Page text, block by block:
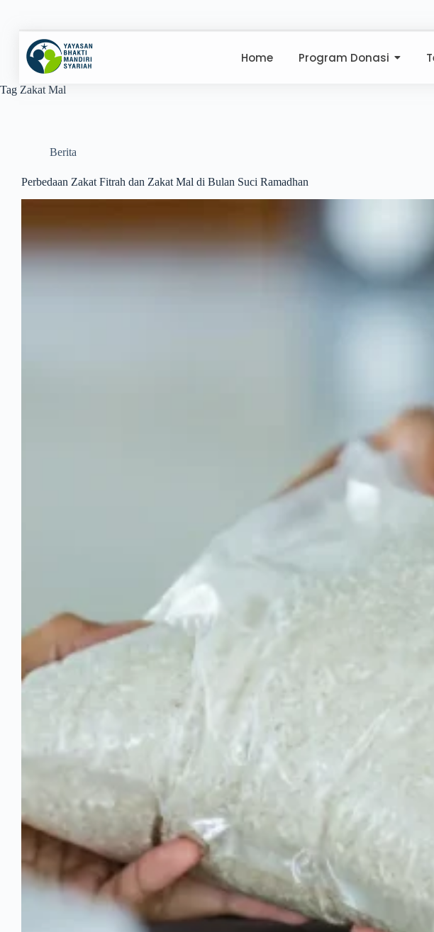
Home Program Donasi
Tag Zakat Mal
Berita
Perbedaan Zakat Fitrah dan Zakat Mal di Bulan Suci Ramadhan